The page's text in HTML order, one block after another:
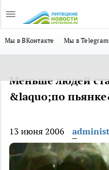
Мы в ВКонтакте Мы в Telegram
Меньше людей
&laquo;по
13 июня 2006